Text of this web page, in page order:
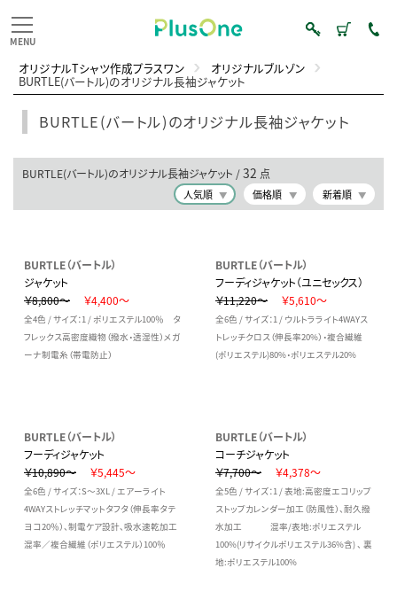
オリジナルTシャツ作成プラスワン オリジナルブルゾン
BURTLE(バートル)のオリジナル長袖ジャケット
BURTLE(バートル)のオリジナル長袖ジャケット
BURTLE(バートル)のオリジナル長袖ジャケット /32 点
人気順 価格順 新着順
BURTLE（バートル）
ジャケット
￥8,800～
￥4,400～
全4色 / サイズ：1 / ポリエステル100％ タ
フレックス高密度織物（撥水・透湿性）メガ
ーナ制電糸（帯電防止）
BURTLE（バートル）
フーディジャケット（ユニセックス）
￥11,220～
￥5,610～
全6色 / サイズ：1 / ウルトラライト4WAYス
トレッチクロス（伸長率20%）・複合繊維
(ポリエステル)80%・ポリエステル20%
BURTLE（バートル）
フーディジャケット
￥10,890～
￥5,445～
全6色 / サイズ：S～3XL / エアーライト
4WAYストレッチマットタフタ（伸長率タテ
ヨコ20％）、制電ケア設計、吸水速乾加工
混率／複合繊維（ポリエステル）100％
BURTLE（バートル）
コーチジャケット
￥7,700～
￥4,378～
全5色 / サイズ：1 / 表地:高密度エコリップ
ストップカレンダー加工（防風性）、耐久撥
水加工 混率/表地:ポリエステル
100%(リサイクルポリエステル36%含) 、 裏
地:ポリエステル100%